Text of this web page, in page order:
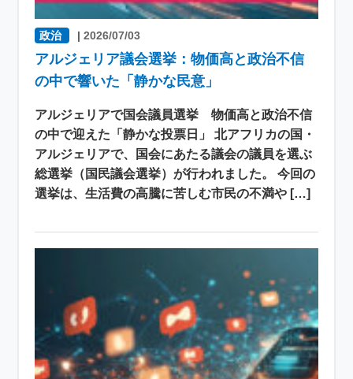
政治 |2026/07/03
アルジェリア議会選挙：物価高と政治不信
の中で響いた「静かな民意」
アルジェリアで国会議員選挙 物価高と政治不信
の中で迎えた「静かな投票日」 北アフリカの国・
アルジェリアで、国会にあたる議会の議員を選ぶ
総選挙（国民議会選挙）が行われました。 今回の
選挙は、生活費の高騰に苦しむ市民の不満や […]